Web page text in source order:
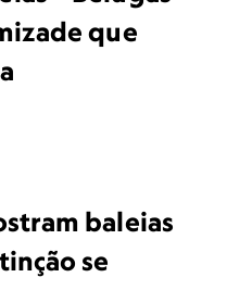
que
baleias
se